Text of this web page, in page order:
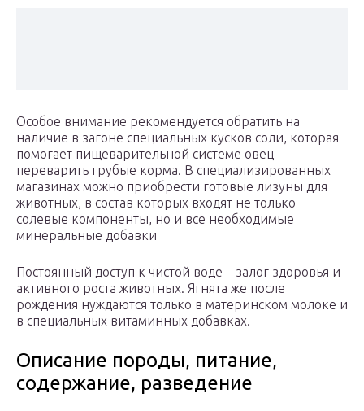
Особое внимание рекомендуется обратить на
наличие в загоне специальных кусков соли, которая
помогает пищеварительной системе овец
переварить грубые корма. В специализированных
магазинах можно приобрести готовые лизуны для
животных, в состав которых входят не только
солевые компоненты, но и все необходимые
минеральные добавки
Постоянный доступ к чистой воде – залог здоровья и
активного роста животных. Ягнята же после
рождения нуждаются только в материнском молоке и
в специальных витаминных добавках.
Описание породы, питание,
содержание, разведение